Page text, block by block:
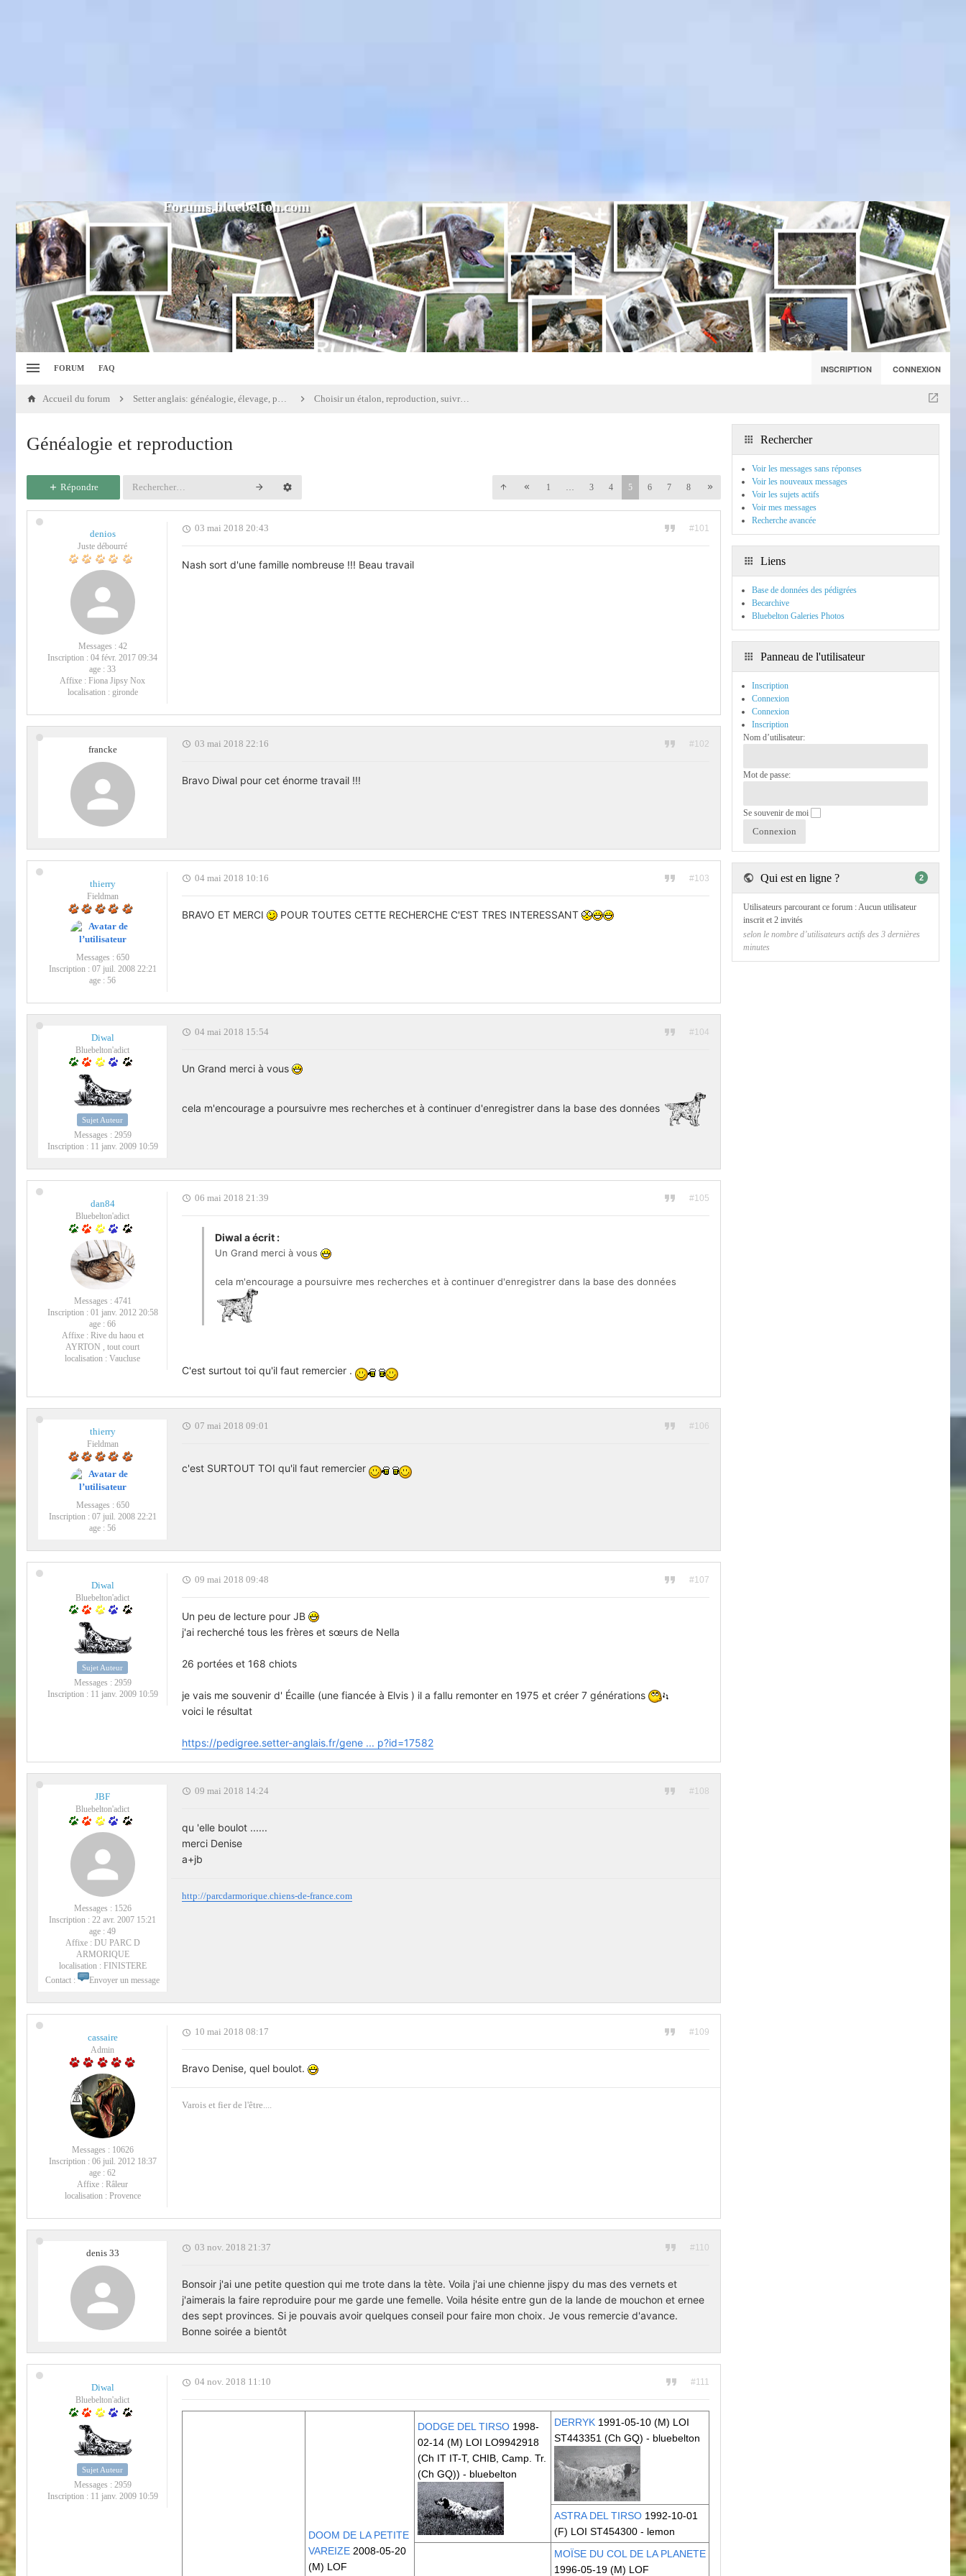
Forums.bluebelton.com
FORUM FAQ INSCRIPTION CONNEXION
Accueil du forum Setter anglais: généalogie, élevage, portées Choisir un étalon, reproduction, suivre les lignées, discussions élevage
Généalogie et reproduction
Répondre 1 … 3 4 5 6 7 8
denios
Juste débourré
Messages : 42
Inscription : 04 févr. 2017 09:34
age : 33
Affixe : Fiona Jipsy Nox
localisation : gironde
#101
03 mai 2018 20:43
Nash sort d'une famille nombreuse !!! Beau travail
francke #102
03 mai 2018 22:16
Bravo Diwal pour cet énorme travail !!!
thierry
Fieldman
Messages : 650
Inscription : 07 juil. 2008 22:21
age : 56
#103
04 mai 2018 10:16
BRAVO ET MERCI POUR TOUTES CETTE RECHERCHE C'EST TRES INTERESSANT
Diwal
Bluebelton'adict
Sujet Auteur
Messages : 2959
Inscription : 11 janv. 2009 10:59
#104
04 mai 2018 15:54
Un Grand merci à vous
cela m'encourage a poursuivre mes recherches et à continuer d'enregistrer dans la base des données
dan84
Bluebelton'adict
Messages : 4741
Inscription : 01 janv. 2012 20:58
age : 66
Affixe : Rive du haou et
AYRTON , tout court
localisation : Vaucluse
#105
06 mai 2018 21:39
Diwal a écrit :
Un Grand merci à vous
cela m'encourage a poursuivre mes recherches et à continuer d'enregistrer dans la base des données
C'est surtout toi qu'il faut remercier .
thierry
Fieldman
Messages : 650
Inscription : 07 juil. 2008 22:21
age : 56
#106
07 mai 2018 09:01
c'est SURTOUT TOI qu'il faut remercier
Diwal
Bluebelton'adict
Sujet Auteur
Messages : 2959
Inscription : 11 janv. 2009 10:59
#107
09 mai 2018 09:48
Un peu de lecture pour JB
j'ai recherché tous les frères et sœurs de Nella
26 portées et 168 chiots
je vais me souvenir d' Écaille (une fiancée à Elvis ) il a fallu remonter en 1975 et créer 7 générations
voici le résultat
https://pedigree.setter-anglais.fr/gene ... p?id=17582
JBF
Bluebelton'adict
Messages : 1526
Inscription : 22 avr. 2007 15:21
age : 49
Affixe : DU PARC D
ARMORIQUE
localisation : FINISTERE
Contact :
Envoyer un message
#108
09 mai 2018 14:24
qu 'elle boulot ......
merci Denise
a+jb
http://parcdarmorique.chiens-de-france.com
cassaire
Admin
Messages : 10626
Inscription : 06 juil. 2012 18:37
age : 62
Affixe : Râleur
localisation : Provence
#109
10 mai 2018 08:17
Bravo Denise, quel boulot.
Varois et fier de l'être....
denis 33 #110
03 nov. 2018 21:37
Bonsoir j'ai une petite question qui me trote dans la tète. Voila j'ai une chienne jispy du mas des vernets et
j'aimerais la faire reproduire pour me garde une femelle. Voila hésite entre gun de la lande de mouchon et ernee
des sept provinces. Si je pouvais avoir quelques conseil pour faire mon choix. Je vous remercie d'avance.
Bonne soirée a bientôt
Diwal
Bluebelton'adict
Sujet Auteur
Messages : 2959
Inscription : 11 janv. 2009 10:59
#111
04 nov. 2018 11:10
DOOM DE LA PETITE
VAREIZE 2008-05-20
(M) LOF
DODGE DEL TIRSO 1998-
02-14 (M) LOI LO9942918
(Ch IT IT-T, CHIB, Camp. Tr.
(Ch GQ)) - bluebelton
DERRYK 1991-05-10 (M) LOI
ST443351 (Ch GQ) - bluebelton
ASTRA DEL TIRSO 1992-10-01
(F) LOI ST454300 - lemon
MOÏSE DU COL DE LA PLANETE
1996-05-19 (M) LOF
Rechercher
Voir les messages sans réponses
Voir les nouveaux messages
Voir les sujets actifs
Voir mes messages
Recherche avancée
Liens
Base de données des pédigrées
Becarchive
Bluebelton Galeries Photos
Panneau de l'utilisateur
Inscription
Connexion
Connexion
Inscription
Nom d’utilisateur:
Mot de passe:
Se souvenir de moi
Qui est en ligne ? 2
Utilisateurs parcourant ce forum : Aucun utilisateur
inscrit et 2 invités
selon le nombre d’utilisateurs actifs des 3 dernières
minutes